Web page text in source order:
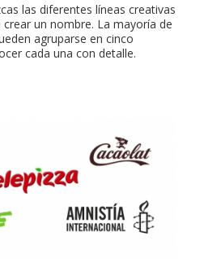
las diferentes líneas creativas
un nombre. La mayoría de
agruparse en cinco
cada una con detalle.